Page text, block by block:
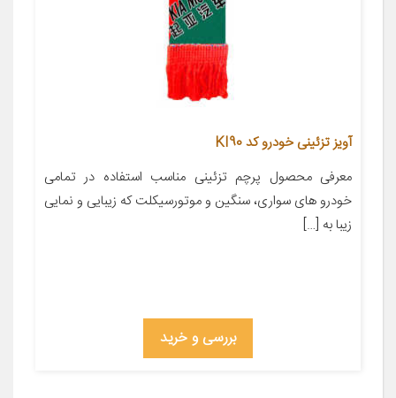
آویز تزئینی خودرو کد KI90
معرفی محصول پرچم تزئینی مناسب استفاده در تمامی
خودرو های سواری، سنگین و موتورسیکلت که زیبایی و نمایی
زیبا به […]
بررسی و خرید